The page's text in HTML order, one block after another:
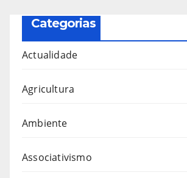
Categorias
Actualidade
Agricultura
Ambiente
Associativismo